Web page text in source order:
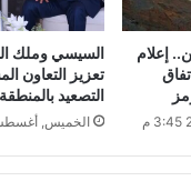
إعلام
السيسي وملك
تعزيز التعاون
التصعيد بالمنطقة
الخميس, أغسطس 6, 2026